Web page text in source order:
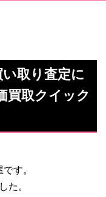
取り査定に
買取クイック
す。
た。